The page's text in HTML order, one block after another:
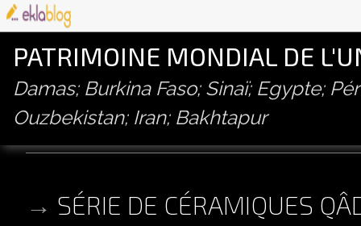
PATRIMOINE MONDIAL DE
Damas; Burkina Faso; Sinaï; Egypte;
Ouzbekistan; Iran; Bakhtapur
palais du golestan
SÉRIE DE CÉRAMIQUES